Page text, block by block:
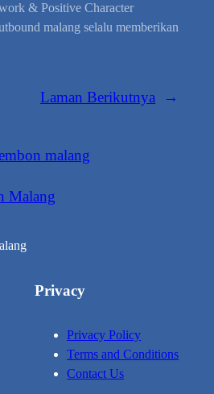
& Positive Character
malang selalu memberikan
Laman Berikutnya →
Malang
Privacy
Privacy Policy
Terms and Conditions
Contact Us